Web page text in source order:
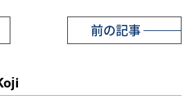
前の記事